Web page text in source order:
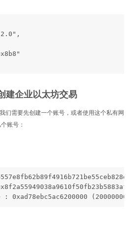
建企业以太坊交易
们需要先创建一个账号，或者使用这个私有网
账号：